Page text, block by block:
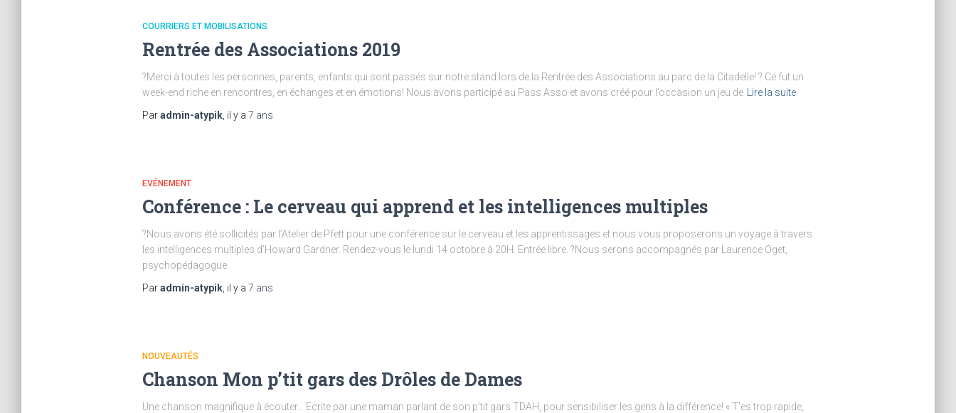
COURRIERS ET MOBILISATIONS
Rentrée des Associations 2019
?Merci à toutes les personnes, parents, enfants qui sont passés sur notre stand lors de la Rentrée des Associations au parc de la Citadelle! ? Ce fut un
week-end riche en rencontres, en échanges et en émotions! Nous avons participé au Pass Asso et avons créé pour l’occasion un jeu de
Lire la suite
Paradmin-atypik, il y a 7 ans
EVÉNEMENT
Conférence : Le cerveau qui apprend et les intelligences multiples
?Nous avons été sollicités par l’Atelier de Pfett pour une conférence sur le cerveau et les apprentissages et nous vous proposerons un voyage à travers
les intelligences multiples d’Howard Gardner. Rendez-vous le lundi 14 octobre à 20H. Entrée libre. ?Nous serons accompagnés par Laurence Oget,
psychopédagogue.
Paradmin-atypik, il y a 7 ans
NOUVEAUTÉS
Chanson Mon p’tit gars des Drôles de Dames
Une chanson magnifique à écouter… Ecrite par une maman parlant de son p’tit gars TDAH, pour sensibiliser les gens à la différence! « T’es trop rapide,